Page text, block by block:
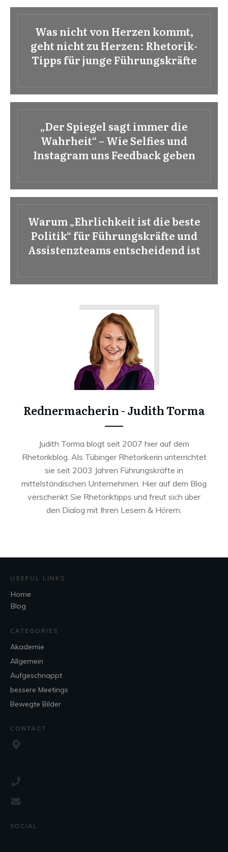
Was nicht von Herzen kommt,
geht nicht zu Herzen: Rhetorik-
Tipps für junge Führungskräfte
„Der Spiegel sagt immer die
Wahrheit“ – Wie Selfies und
Instagram uns Feedback geben
Warum „Ehrlichkeit ist die beste
Politik“ für Führungskräfte und
Assistenzteams entscheidend ist
Rednermacherin - Judith Torma
Judith Torma blogt seit 2007 hier auf dem
Rhetorikblog. Als Tübinger Rhetorikerin unterrichtet
sie seit 2003 Jahren Führungskräfte in
mittelständischen Unternehmen. Hier auf dem Blog
verschenkt Sie Rhetoriktipps und freut sich über
den Dialog mit Ihren Lesern & Hörern.
USEFUL LINKS
Home
Blog
CATEGORIES
Akademie
Allgemein
Aufgeschnappt
bessere Meetings
Bewegte Bilder
CONTACT
SOCIAL